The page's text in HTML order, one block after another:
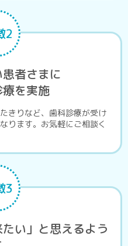
2
者さまに
を実施
きりなど、歯科診療が受け
ります。お気軽にご相談く
3
い」と思えるよう